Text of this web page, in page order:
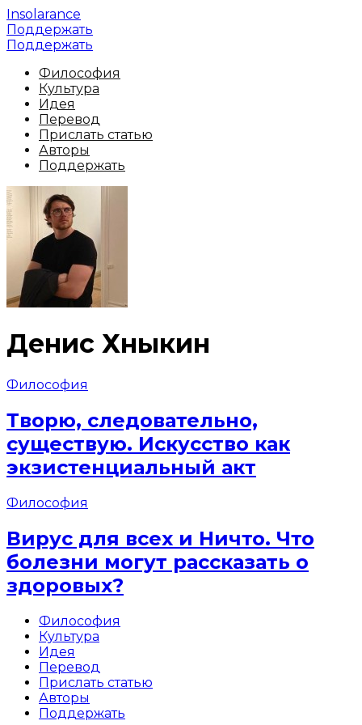
Insolarance
Поддержать
Поддержать
Философия
Культура
Идея
Перевод
Прислать статью
Авторы
Поддержать
Денис Хныкин
Философия
Творю, следовательно,
существую. Искусство как
экзистенциальный акт
Философия
Вирус для всех и Ничто. Что
болезни могут рассказать о
здоровых?
Философия
Культура
Идея
Перевод
Прислать статью
Авторы
Поддержать